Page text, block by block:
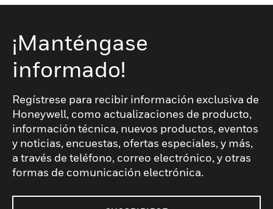
¡Manténgase
informado!
Regístrese para recibir información exclusiva de
Honeywell, como actualizaciones de producto,
información técnica, nuevos productos, eventos
y noticias, encuestas, ofertas especiales, y más,
a través de teléfono, correo electrónico, y otras
formas de comunicación electrónica.